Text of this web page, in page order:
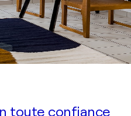
toute confiance